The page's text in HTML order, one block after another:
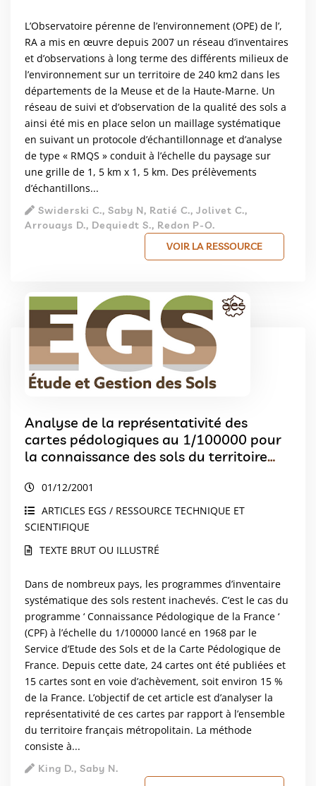
L’Observatoire pérenne de l’environnement (OPE) de l’,
RA a mis en œuvre depuis 2007 un réseau d’inventaires
et d’observations à long terme des différents milieux de
l’environnement sur un territoire de 240 km2 dans les
départements de la Meuse et de la Haute-Marne. Un
réseau de suivi et d’observation de la qualité des sols a
ainsi été mis en place selon un maillage systématique
en suivant un protocole d’échantillonnage et d’analyse
de type « RMQS » conduit à l’échelle du paysage sur
une grille de 1, 5 km x 1, 5 km. Des prélèvements
d’échantillons...
Swiderski C., Saby N, Ratié C., Jolivet C.,
Arrouays D., Dequiedt S., Redon P-O.
VOIR LA RESSOURCE
Analyse de la représentativité des
cartes pédologiques au 1/100000 pour
la connaissance des sols du territoire
01/12/2001
ARTICLES EGS / RESSOURCE TECHNIQUE ET
SCIENTIFIQUE
TEXTE BRUT OU ILLUSTRÉ
Dans de nombreux pays, les programmes d’inventaire
systématique des sols restent inachevés. C’est le cas du
programme ‘ Connaissance Pédologique de la France ‘
(CPF) à l’échelle du 1/100000 lancé en 1968 par le
Service d’Etude des Sols et de la Carte Pédologique de
France. Depuis cette date, 24 cartes ont été publiées et
15 cartes sont en voie d’achèvement, soit environ 15 %
de la France. L’objectif de cet article est d’analyser la
représentativité de ces cartes par rapport à l’ensemble
du territoire français métropolitain. La méthode
consiste à...
King D., Saby N.